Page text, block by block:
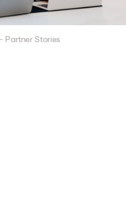
- Partner Stories